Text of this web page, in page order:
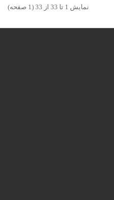
نمايش 1 تا 33 از 33 (1 صفحه)